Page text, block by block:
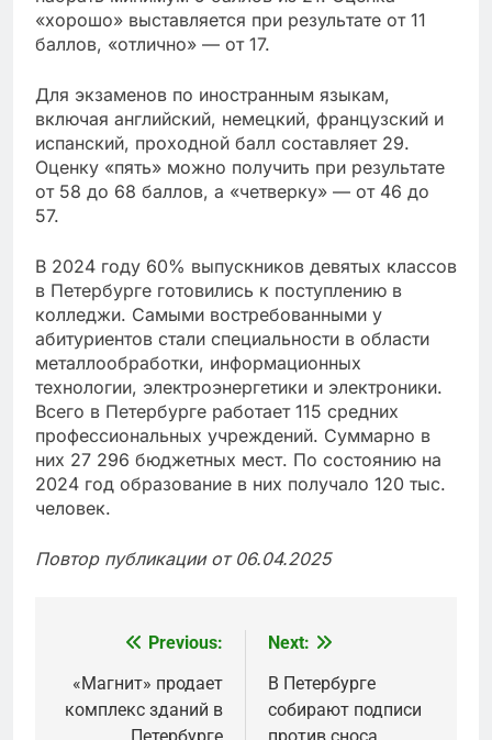
«хорошо» выставляется при результате от 11
баллов, «отлично» — от 17.
Для экзаменов по иностранным языкам,
включая английский, немецкий, французский и
испанский, проходной балл составляет 29.
Оценку «пять» можно получить при результате
от 58 до 68 баллов, а «четверку» — от 46 до
57.
В 2024 году 60% выпускников девятых классов
в Петербурге готовились к поступлению в
колледжи. Самыми востребованными у
абитуриентов стали специальности в области
металлообработки, информационных
технологии, электроэнергетики и электроники.
Всего в Петербурге работает 115 средних
профессиональных учреждений. Суммарно в
них 27 296 бюджетных мест. По состоянию на
2024 год образование в них получало 120 тыс.
человек.
Повтор публикации от 06.04.2025
navigation
Previous:
«Магнит» продает
комплекс зданий в
Петербурге
Next:
В Петербурге
собирают подписи
против сноса